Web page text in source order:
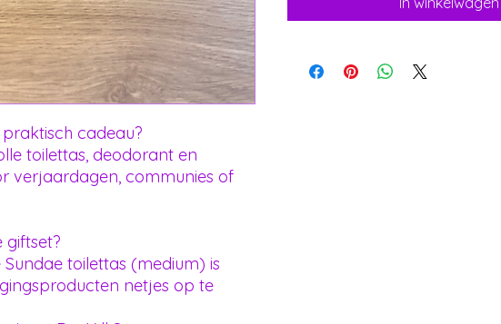
cadeau?
toilettas, deodorant en
verjaardagen, communies of
giftset?
toilettas (medium) is
netjes op te